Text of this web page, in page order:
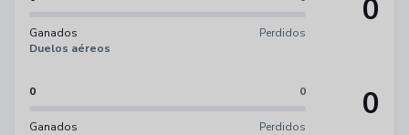
Ganados Perdidos
0
Duelos aéreos
0 0
Ganados Perdidos
0